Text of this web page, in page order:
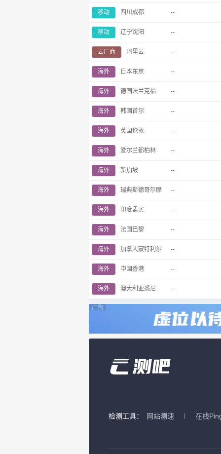
移动 四川成都 --
移动 辽宁沈阳 --
云厂商 阿里云 --
海外 日本东京 --
海外 德国法兰克福 --
海外 韩国首尔 --
海外 英国伦敦 --
海外 爱尔兰都柏林 --
海外 新加坡 --
海外 瑞典斯德哥尔摩 --
海外 印度孟买 --
海外 法国巴黎 --
海外 加拿大蒙特利尔 --
海外 中国香港 --
海外 澳大利亚悉尼 --
广告
检测工具： 网站测速 在线